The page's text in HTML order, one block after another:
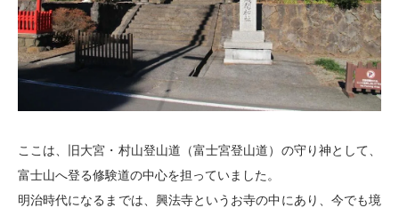
ここは、旧大宮・村山登山道（富士宮登山道）の守り神として、
富士山へ登る修験道の中心を担っていました。
明治時代になるまでは、興法寺というお寺の中にあり、今でも境